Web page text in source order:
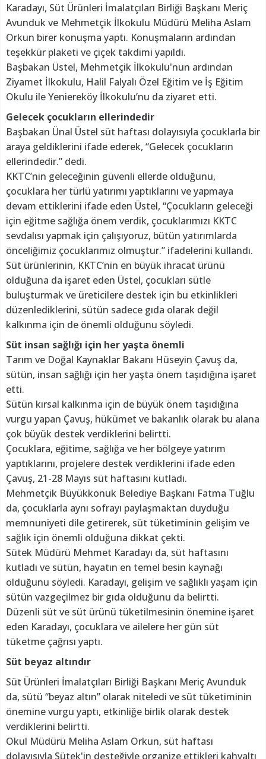
Karadayı, Süt Ürünleri İmalatçıları Birliği Başkanı Meriç
Avunduk ve Mehmetçik İlkokulu Müdürü Meliha Aslam
Orkun birer konuşma yaptı. Konuşmaların ardından
teşekkür plaketi ve çiçek takdimi yapıldı.
Başbakan Üstel, Mehmetçik İlkokulu'nun ardından
Ziyamet İlkokulu, Halil Falyalı Özel Eğitim ve İş Eğitim
Okulu ile Yeniereköy İlkokulu’nu da ziyaret etti.
Gelecek çocukların ellerindedir
Başbakan Ünal Üstel süt haftası dolayısıyla çocuklarla bir
araya geldiklerini ifade ederek, “Gelecek çocukların
ellerindedir.” dedi.
KKTC’nin geleceğinin güvenli ellerde olduğunu,
çocuklara her türlü yatırımı yaptıklarını ve yapmaya
devam ettiklerini ifade eden Üstel, “Çocukların geleceği
için eğitme sağlığa önem verdik, çocuklarımızı KKTC
sevdalısı yapmak için çalışıyoruz, bütün yatırımlarda
önceliğimiz çocuklarımız olmuştur.” ifadelerini kullandı.
Süt ürünlerinin, KKTC’nin en büyük ihracat ürünü
olduğuna da işaret eden Üstel, çocukları sütle
buluşturmak ve üreticilere destek için bu etkinlikleri
düzenlediklerini, sütün sadece gıda olarak değil
kalkınma için de önemli olduğunu söyledi.
Süt insan sağlığı için her yaşta önemli
Tarım ve Doğal Kaynaklar Bakanı Hüseyin Çavuş da,
sütün, insan sağlığı için her yaşta önem taşıdığına işaret
etti.
Sütün kırsal kalkınma için de büyük önem taşıdığına
vurgu yapan Çavuş, hükümet ve bakanlık olarak bu alana
çok büyük destek verdiklerini belirtti.
Çocuklara, eğitime, sağlığa ve her bölgeye yatırım
yaptıklarını, projelere destek verdiklerini ifade eden
Çavuş, 21-28 Mayıs süt haftasını kutladı.
Mehmetçik Büyükkonuk Belediye Başkanı Fatma Tuğlu
da, çocuklarla aynı sofrayı paylaşmaktan duyduğu
memnuniyeti dile getirerek, süt tüketiminin gelişim ve
sağlık için önemli olduğuna dikkat çekti.
Sütek Müdürü Mehmet Karadayı da, süt haftasını
kutladı ve sütün, hayatın en temel besin kaynağı
olduğunu söyledi. Karadayı, gelişim ve sağlıklı yaşam için
sütün vazgeçilmez bir gıda olduğunu da belirtti.
Düzenli süt ve süt ürünü tüketilmesinin önemine işaret
eden Karadayı, çocuklara ve ailelere her gün süt
tüketme çağrısı yaptı.
Süt beyaz altındır
Süt Ürünleri İmalatçıları Birliği Başkanı Meriç Avunduk
da, sütü “beyaz altın” olarak niteledi ve süt tüketiminin
önemine vurgu yaptı, etkinliğe birlik olarak destek
verdiklerini belirtti.
Okul Müdürü Meliha Aslam Orkun, süt haftası
dolayısıyla Sütek'in desteğiyle organize ettikleri kahvaltı